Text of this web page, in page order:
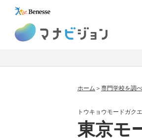
ホーム 専門学校を調
トウキョウモードガク
東京モ